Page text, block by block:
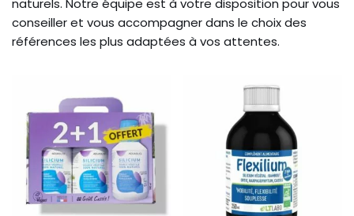
naturels. Notre équipe est à votre disposition pour vous
conseiller et vous accompagner dans le choix des
références les plus adaptées à vos attentes.